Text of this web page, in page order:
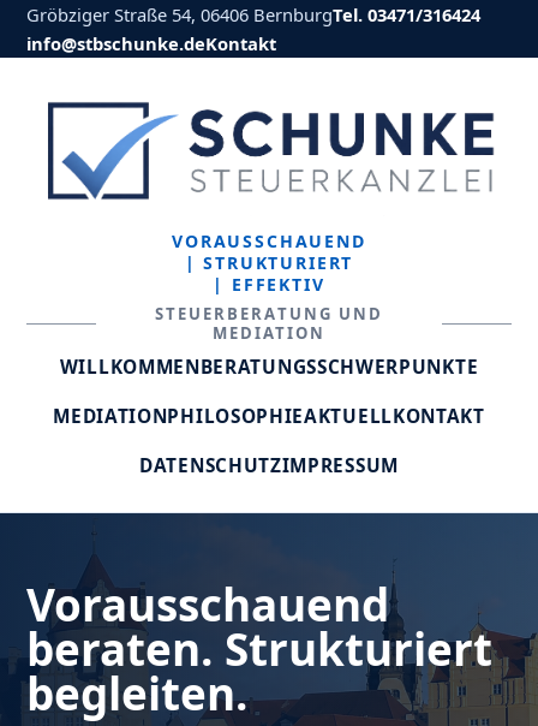
Gröbziger Straße 54, 06406 BernburgTel. 03471/316424
info@stbschunke.deKontakt
VORAUSSCHAUEND
| STRUKTURIERT
| EFFEKTIV
STEUERBERATUNG UND
MEDIATION
WILLKOMMENBERATUNGSSCHWERPUNKTE
MEDIATIONPHILOSOPHIEAKTUELLKONTAKT
DATENSCHUTZIMPRESSUM
Vorausschauend
beraten. Strukturiert
begleiten.